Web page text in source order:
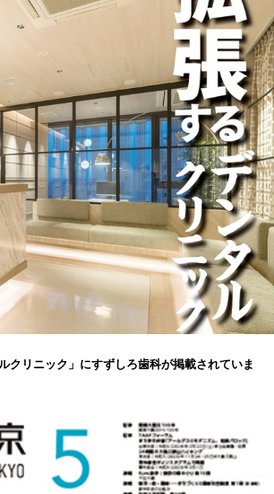
クリニック」にすずしろ歯科が掲載されていま